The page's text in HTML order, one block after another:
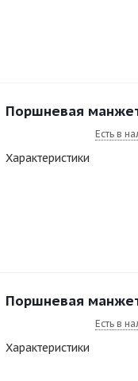
Поршневая
Есть в
Характеристики
Поршневая
Есть в
Характеристики